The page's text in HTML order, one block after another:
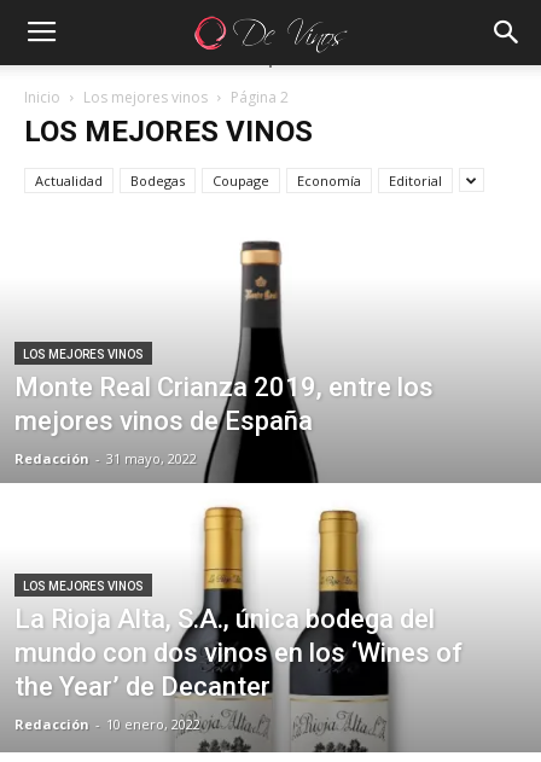
Inicio Los mejores vinos Página 2
LOS MEJORES VINOS
Actualidad Bodegas Coupage Economía Editorial
LOS MEJORES VINOS
Monte Real Crianza 2019, entre los
mejores vinos de España
Redacción - 31 mayo, 2022
LOS MEJORES VINOS
La Rioja Alta, S.A., única bodega del
mundo con dos vinos en los ‘Wines of
the Year’ de Decanter
Redacción - 10 enero, 2022